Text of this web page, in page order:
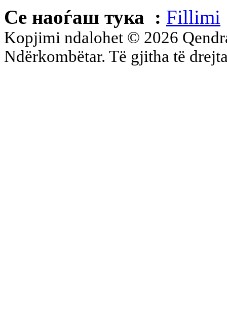
Се наоѓаш тука : Fillimi
Kopjimi ndalohet © 2026
Ndërkombëtar. Të gjitha të